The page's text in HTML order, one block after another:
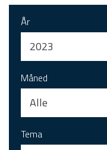
År
2023
Måned
Alle
Tema